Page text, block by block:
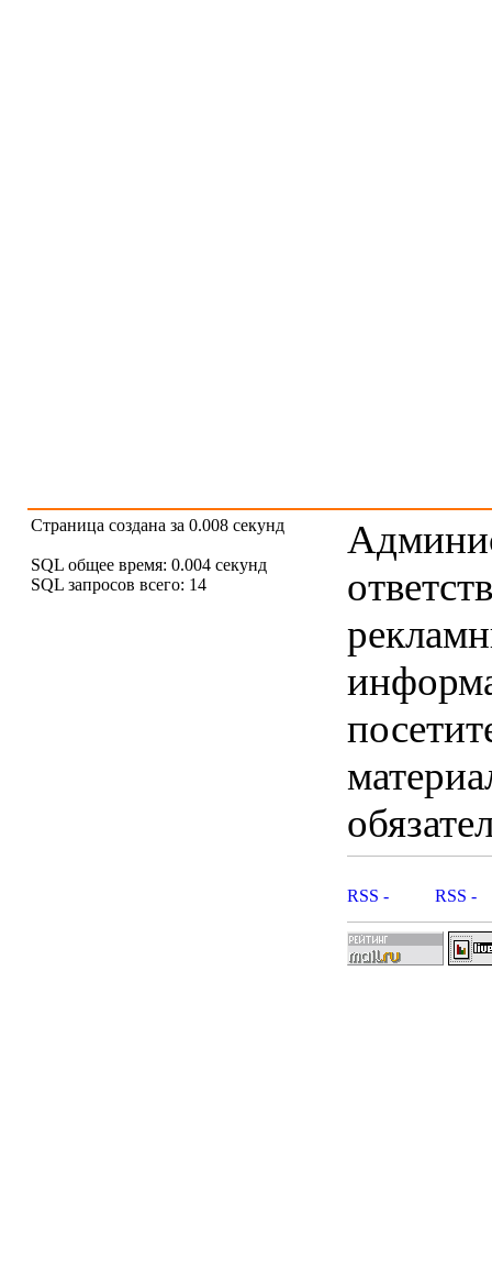
Страница создана за 0.008 секунд
SQL общее время: 0.004 секунд
SQL запросов всего: 14